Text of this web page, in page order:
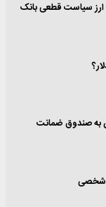
سیاست قطعی بانک
به صندوق ضمانت
شخصی